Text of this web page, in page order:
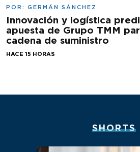
POR: GERMÁN SÁNCHEZ
Innovación y logística
apuesta de Grupo TMM
cadena de suministro
HACE 15 HORAS
SHORTS